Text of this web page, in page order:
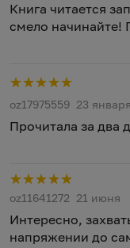
Книга читается
смело начинайте!
oz17975559 23
Прочитала за два
oz11641272 21 июня
Интересно,
напряжении до